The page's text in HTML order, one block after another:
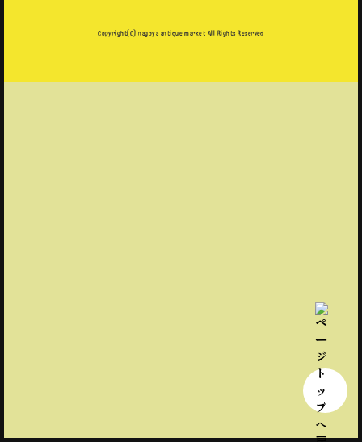
Copyright(C) nagoya antique market All Rights Reserved